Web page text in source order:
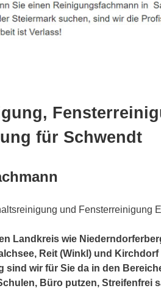
für Schwendt
und Fensterreinigung
Landkreis wie
Reit (Winkl) und Kirchdorf
sind wir für Sie da in den
Büro putzen, Streifenfrei